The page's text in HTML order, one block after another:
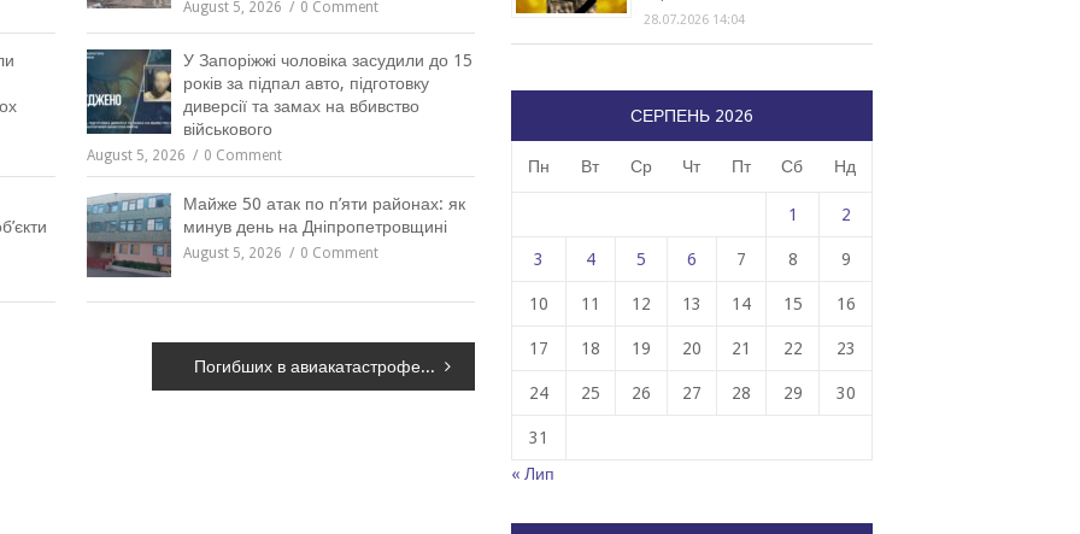
August 5, 2026 0 Comment
У Запоріжжі чоловіка засудили до 15
років за підпал авто, підготовку
диверсії та замах на вбивство
військового
August 5, 2026 0 Comment
Майже 50 атак по п’яти районах: як
минув день на Дніпропетровщині
August 5, 2026 0 Comment
Погибших в авиакатастрофе в Иране украинцев транспортируют на Родину
28.07.2026 14:04
СЕРПЕНЬ 2026
Пн Вт Ср Чт Пт Сб Нд
1 2
3 4 5 6 7 8 9
10 11 12 13 14 15 16
17 18 19 20 21 22 23
24 25 26 27 28 29 30
31
« Лип